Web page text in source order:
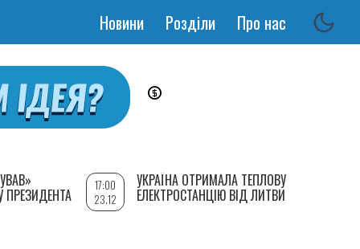
Основная
Новини Розділи Про нас
ПРЕЗИДЕНТА
17:00
23.12
УКРАЇНА ОТРИМАЛА ТЕПЛОВУ
ЕЛЕКТРОСТАНЦІЮ ВІД ЛИТВИ